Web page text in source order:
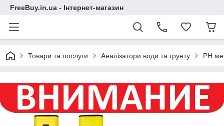
FreeBuy.in.ua - Інтернет-магазин
Товари та послуги Аналізатори води та грунту PH